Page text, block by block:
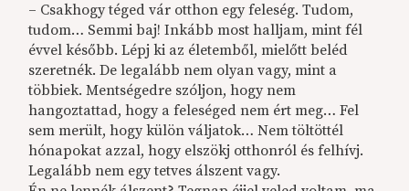
– Csakhogy téged vár otthon egy feleség. Tudom,
tudom… Semmi baj! Inkább most halljam, mint fél
évvel később. Lépj ki az életemből, mielőtt beléd
szeretnék. De legalább nem olyan vagy, mint a
többiek. Mentségedre szóljon, hogy nem
hangoztattad, hogy a feleséged nem ért meg… Fel
sem merült, hogy külön váljatok… Nem töltöttél
hónapokat azzal, hogy elszökj otthonról és felhívj.
Legalább nem egy tetves álszent vagy.